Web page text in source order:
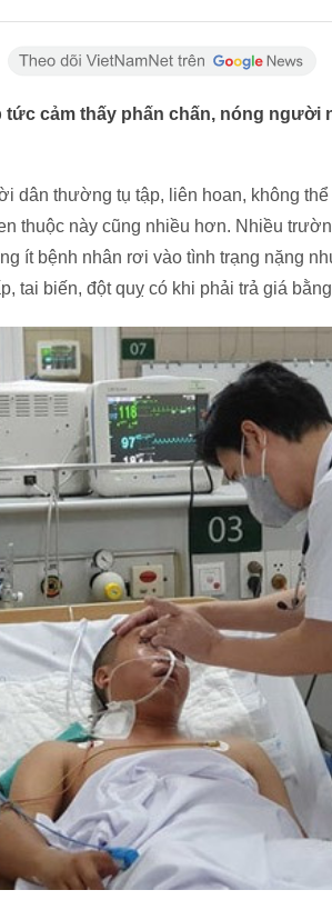
cảm thấy phấn chấn, nóng người
dân thường tụ tập, liên hoan, không
thuộc này cũng nhiều hơn. Nhiều
ít bệnh nhân rơi vào tình trạng nặng
tai biến, đột quỵ có khi phải trả giá